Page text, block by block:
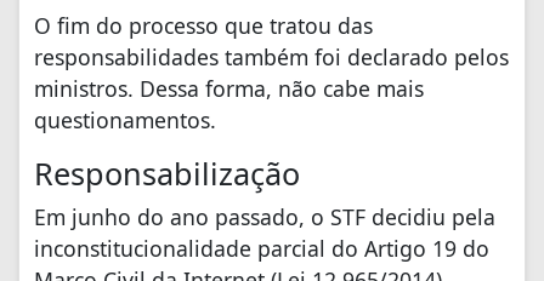
O fim do processo que tratou das
responsabilidades também foi declarado pelos
ministros. Dessa forma, não cabe mais
questionamentos.
Responsabilização
Em junho do ano passado, o STF decidiu pela
inconstitucionalidade parcial do Artigo 19 do